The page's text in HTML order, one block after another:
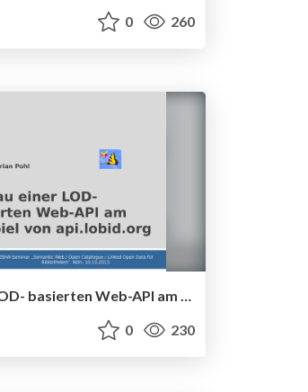
0 260
Aufbau einer LOD- basierten Web-API am Beispiel von api.lobid.org
0 230